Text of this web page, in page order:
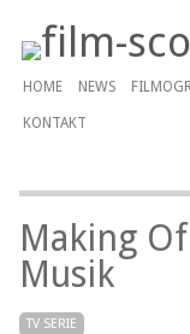
HOME NEWS
KONTAKT
Making
Musik
TV SERIE